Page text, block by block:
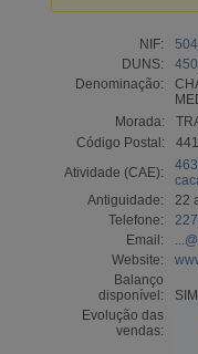
NIF:
DUNS:
Denominação:
Morada:
Código Postal:
Atividade (CAE):
Antiguidade:
22
Telefone:
Email:
Website:
Balanço
disponível:
Evolução das
vendas: